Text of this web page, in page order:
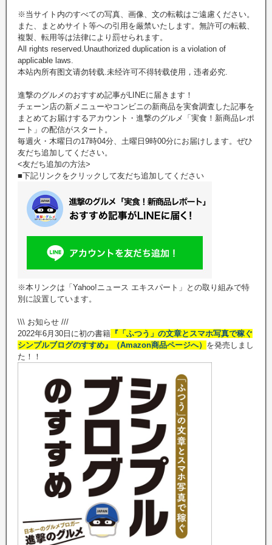
※当サイト内のすべての写真、画像、文の転載はご遠慮ください。
また、まとめサイト等への引用を厳禁いたします。無許可の転載、
複製、転用等は法律により罰せられます。
All rights reserved.Unauthorized duplication is a violation of
applicable laws.
本站內所有图文请勿转载.未经许可不得转载使用，违者必究.
進撃のグルメのおすすめ記事がLINEに届きます！
チェーン店の新メニューやコンビニの新商品を実食調査した記事を
まとめてお届けするアカウント・進撃のグルメ「実食！新商品レポ
ート」の配信がスタート。
毎週火・木曜日の17時04分、土曜日9時00分にお届けします。ぜひ
友だち追加してください。
<友だち追加の方法>
■下記リンクをクリックして友だち追加してください
※本リンクは「Yahoo!ニュース エキスパート」との取り組みで特
別に設置しています。
\\\ お知らせ ///
2022年6月30日に初の書籍 『「ふつう」の文章とスマホ写真で稼ぐ
シンプルブログのすすめ』（Amazon商品ページへ） を発売しまし
た！！